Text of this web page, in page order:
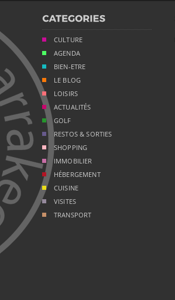
CULTURE
AGENDA
BIEN-ETRE
LE BLOG
LOISIRS
ACTUALITÉS
GOLF
RESTOS & SORTIES
SHOPPING
IMMOBILIER
HÉBERGEMENT
CUISINE
VISITES
TRANSPORT